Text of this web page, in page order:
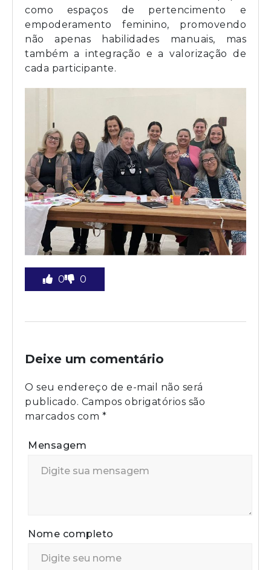
como espaços de pertencimento e
empoderamento feminino, promovendo
não apenas habilidades manuais, mas
também a integração e a valorização de
cada participante.
0 0
Deixe um comentário
O seu endereço de e-mail não será
publicado. Campos obrigatórios são
marcados com *
Mensagem
Nome completo